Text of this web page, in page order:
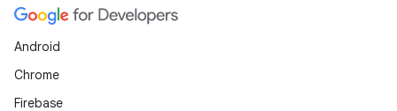
Android
Chrome
Firebase